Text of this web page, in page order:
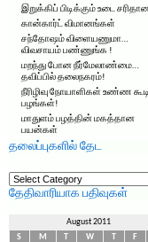
இறுக்கிப் பிடிக்கும் உடை
கான்கார்ட் விமானங்கள்
சந்தோஷம் விளையணுமா…
விவசாயம் பண்ணுங்க !
மறந்து போன நீர்மேலாண்மை…
தவிப்பில் தலைநகரம்!
நீரிழிவு நோயாளிகள் உண்ண
பழங்கள்!
மாதுளம் பழத்தின் மகத்தான
பயன்கள்
தலைப்புகளில் தேட
தலைப்புகளில்
தேட
தேதிவாரியாக பதிவுகள்
August 2011
S
M W F